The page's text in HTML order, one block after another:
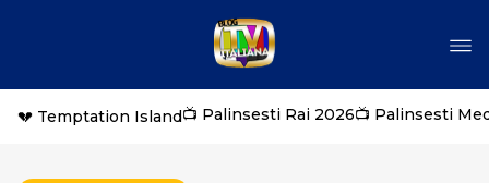
💔 Temptation Island📺 Palinsesti Rai 2026📺 Palinsesti